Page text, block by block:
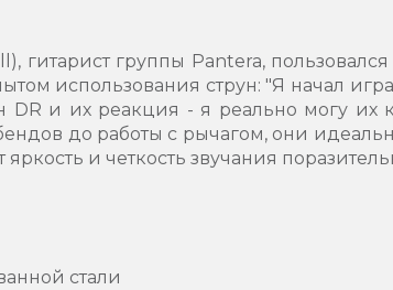
гитарист группы Pantera,
использования струн: "Я начал
и их реакция - я реально могу их
до работы с рычагом, они
и четкость звучания
стали